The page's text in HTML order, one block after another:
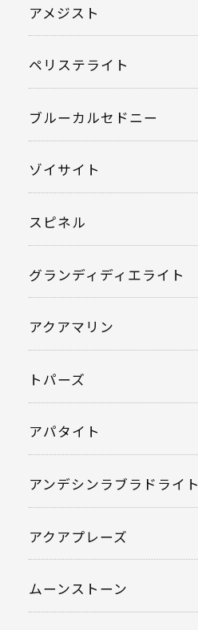
アメジスト
ペリステライト
ブルーカルセドニー
ゾイサイト
スピネル
グランディディエライト
アクアマリン
トパーズ
アパタイト
アンデシンラブラドライト
アクアプレーズ
ムーンストーン